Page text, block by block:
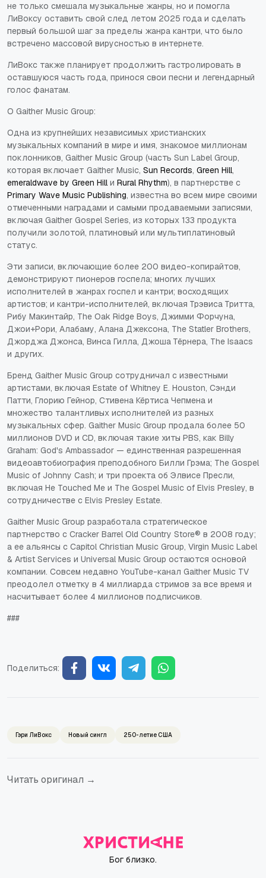
не только смешала музыкальные жанры, но и помогла
ЛиВоксу оставить свой след летом 2025 года и сделать
первый большой шаг за пределы жанра кантри, что было
встречено массовой вирусностью в интернете.
ЛиВокс также планирует продолжить гастролировать в
оставшуюся часть года, принося свои песни и легендарный
голос фанатам.
О Gaither Music Group:
Одна из крупнейших независимых христианских
музыкальных компаний в мире и имя, знакомое миллионам
поклонников, Gaither Music Group (часть Sun Label Group,
которая включает Gaither Music, Sun Records, Green Hill,
emeraldwave by Green Hillи Rural Rhythm), в партнерстве с
Primary Wave Music Publishing, известна во всем мире своими
отмеченными наградами и самыми продаваемыми записями,
включая Gaither Gospel Series, из которых 133 продукта
получили золотой, платиновый или мультиплатиновый
статус.
Эти записи, включающие более 200 видео-копирайтов,
демонстрируют пионеров госпела; многих лучших
исполнителей в жанрах госпел и кантри; восходящих
артистов; и кантри-исполнителей, включая Трэвиса Тритта,
Рибу Макинтайр, The Oak Ridge Boys, Джимми Форчуна,
Джои+Рори, Алабаму, Алана Джексона, The Statler Brothers,
Джорджа Джонса, Винса Гилла, Джоша Тёрнера, The Isaacs
и других.
Бренд Gaither Music Group сотрудничал с известными
артистами, включая Estate of Whitney E. Houston, Сэнди
Патти, Глорию Гейнор, Стивена Кёртиса Чепмена и
множество талантливых исполнителей из разных
музыкальных сфер. Gaither Music Group продала более 50
миллионов DVD и CD, включая такие хиты PBS, как Billy
Graham: God's Ambassador — единственная разрешенная
видеоавтобиография преподобного Билли Грэма; The Gospel
Music of Johnny Cash; и три проекта об Элвисе Пресли,
включая He Touched Me и The Gospel Music of Elvis Presley, в
сотрудничестве с Elvis Presley Estate.
Gaither Music Group разработала стратегическое
партнерство с Cracker Barrel Old Country Store® в 2008 году;
а ее альянсы с Capitol Christian Music Group, Virgin Music Label
& Artist Services и Universal Music Group остаются основой
компании. Совсем недавно YouTube-канал Gaither Music TV
преодолел отметку в 4 миллиарда стримов за все время и
насчитывает более 4 миллионов подписчиков.
###
Поделиться:
Гэри ЛиВокс Новый сингл 250-летие США
Читать оригинал →
Бог близко.